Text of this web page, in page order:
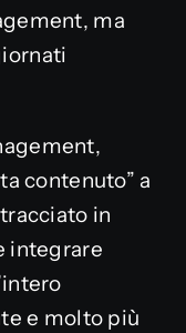
ma
contenuto” a
in
integrare
e molto più